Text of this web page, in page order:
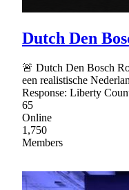
Dutch Den
🚨 Dutch Den Bosch
een realistische
Response: Liberty
65
Online
1,750
Members